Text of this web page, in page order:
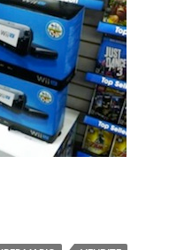
stanno andando come